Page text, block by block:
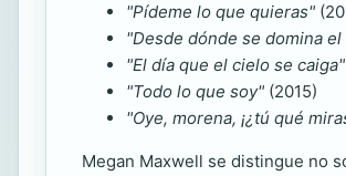
"Pídeme lo que quieras"
"Desde dónde se domina
"El día que el cielo se caiga"
"Todo lo que soy" (2015)
"Oye, morena, ¡¿tú qué
Megan Maxwell se distingue no